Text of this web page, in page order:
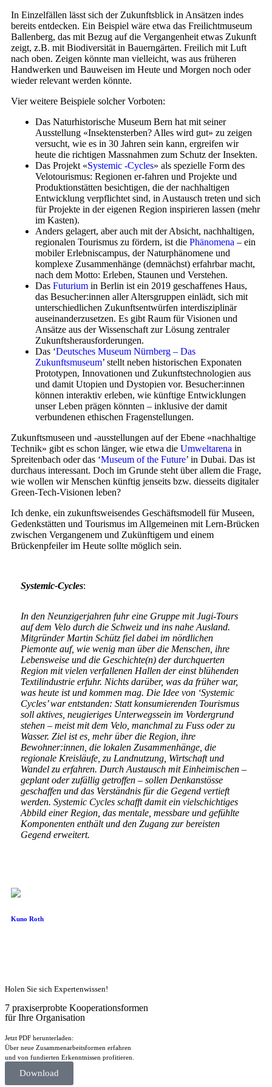
In Einzelfällen lässt sich der Zukunftsblick in Ansätzen indes
bereits entdecken. Ein Beispiel wäre etwa das Freilichtmuseum
Ballenberg, das mit Bezug auf die Vergangenheit etwas Zukunft
zeigt, z.B. mit Biodiversität in Bauerngärten. Freilich mit Luft
nach oben. Zeigen könnte man vielleicht, was aus früheren
Handwerken und Bauweisen im Heute und Morgen noch oder
wieder relevant werden könnte.
Vier weitere Beispiele solcher Vorboten:
Das Naturhistorische Museum Bern hat mit seiner
Ausstellung «Insektensterben? Alles wird gut» zu zeigen
versucht, wie es in 30 Jahren sein kann, ergreifen wir
heute die richtigen Massnahmen zum Schutz der Insekten.
Das Projekt «Systemic -Cycles» als spezielle Form des
Velotourismus: Regionen er-fahren und Projekte und
Produktionstätten besichtigen, die der nachhaltigen
Entwicklung verpflichtet sind, in Austausch treten und sich
für Projekte in der eigenen Region inspirieren lassen (mehr
im Kasten).
Anders gelagert, aber auch mit der Absicht, nachhaltigen,
regionalen Tourismus zu fördern, ist die Phänomena – ein
mobiler Erlebniscampus, der Naturphänomene und
komplexe Zusammenhänge (demnächst) erfahrbar macht,
nach dem Motto: Erleben, Staunen und Verstehen.
Das Futurium in Berlin ist ein 2019 geschaffenes Haus,
das Besucher:innen aller Altersgruppen einlädt, sich mit
unterschiedlichen Zukunftsentwürfen interdisziplinär
auseinanderzusetzen. Es gibt Raum für Visionen und
Ansätze aus der Wissenschaft zur Lösung zentraler
Zukunftsherausforderungen.
Das ‘Deutsches Museum Nürnberg – Das
Zukunftsmuseum’ stellt neben historischen Exponaten
Prototypen, Innovationen und Zukunftstechnologien aus
und damit Utopien und Dystopien vor. Besucher:innen
können interaktiv erleben, wie künftige Entwicklungen
unser Leben prägen könnten – inklusive der damit
verbundenen ethischen Fragenstellungen.
Zukunftsmuseen und -ausstellungen auf der Ebene «nachhaltige
Technik» gibt es schon länger, wie etwa die Umweltarena in
Spreitenbach oder das ‘Museum of the Future’ in Dubai. Das ist
durchaus interessant. Doch im Grunde steht über allem die Frage,
wie wollen wir Menschen künftig jenseits bzw. diesseits digitaler
Green-Tech-Visionen leben?
Ich denke, ein zukunftsweisendes Geschäftsmodell für Museen,
Gedenkstätten und Tourismus im Allgemeinen mit Lern-Brücken
zwischen Vergangenem und Zukünftigem und einem
Brückenpfeiler im Heute sollte möglich sein.
Systemic-Cycles:
In den Neunzigerjahren fuhr eine Gruppe mit Jugi-Tours
auf dem Velo durch die Schweiz und ins nahe Ausland.
Mitgründer Martin Schütz fiel dabei im nördlichen
Piemonte auf, wie wenig man über die Menschen, ihre
Lebensweise und die Geschichte(n) der durchquerten
Region mit vielen verfallenen Hallen der einst blühenden
Textilindustrie erfuhr. Nichts darüber, was da früher war,
was heute ist und kommen mag. Die Idee von ‘Systemic
Cycles’ war entstanden: Statt konsumierenden Tourismus
soll aktives, neugieriges Unterwegssein im Vordergrund
stehen – meist mit dem Velo, manchmal zu Fuss oder zu
Wasser. Ziel ist es, mehr über die Region, ihre
Bewohner:innen, die lokalen Zusammenhänge, die
regionale Kreisläufe, zu Landnutzung, Wirtschaft und
Wandel zu erfahren. Durch Austausch mit Einheimischen –
geplant oder zufällig getroffen – sollen Denkanstösse
geschaffen und das Verständnis für die Gegend vertieft
werden. Systemic Cycles schafft damit ein vielschichtiges
Abbild einer Region, das mentale, messbare und gefühlte
Komponenten enthält und den Zugang zur bereisten
Gegend erweitert.
Kuno Roth
Holen Sie sich Expertenwissen!
7 praxiserprobte Kooperationsformen
für Ihre Organisation
Jetzt PDF herunterladen:
Über neue Zusammenarbeitsformen erfahren
und von fundierten Erkenntnissen profitieren.
Download